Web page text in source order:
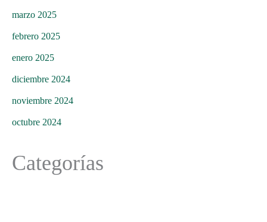
marzo 2025
febrero 2025
enero 2025
diciembre 2024
noviembre 2024
octubre 2024
Categorías